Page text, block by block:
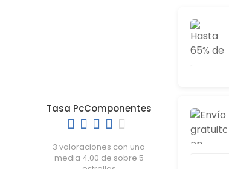
Tasa PcComponentes
3 valoraciones con una
media 4.00 de sobre 5